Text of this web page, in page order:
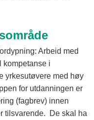
Arbeid med
kompetanse i
yrkesutøvere med høy
for utdanningen er
(fagbrev) innen
tilsvarende. De skal ha